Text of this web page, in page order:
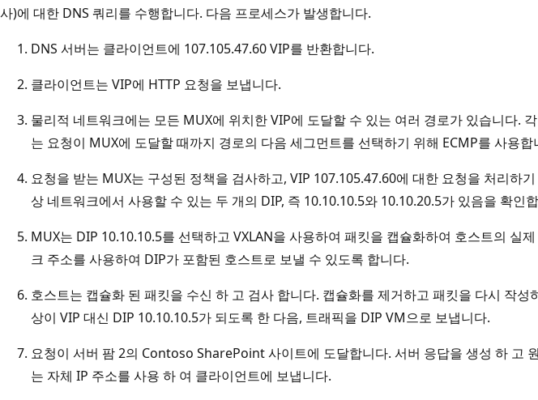
사)에 대한 DNS 쿼리를 수행합니다. 다음 프로세스가 발생합니다.
DNS 서버는 클라이언트에 107.105.47.60 VIP를 반환합니다.
클라이언트는 VIP에 HTTP 요청을 보냅니다.
물리적 네트워크에는 모든 MUX에 위치한 VIP에 도달할 수 있는 여러 경로가 있습니다.
는 요청이 MUX에 도달할 때까지 경로의 다음 세그먼트를 선택하기 위해 ECMP를 사용합
요청을 받는 MUX는 구성된 정책을 검사하고, VIP 107.105.47.60에 대한 요청을 처리하
상 네트워크에서 사용할 수 있는 두 개의 DIP, 즉 10.10.10.5와 10.10.20.5가 있음을 확인
MUX는 DIP 10.10.10.5를 선택하고 VXLAN을 사용하여 패킷을 캡슐화하여 호스트의 실
크 주소를 사용하여 DIP가 포함된 호스트로 보낼 수 있도록 합니다.
호스트는 캡슐화 된 패킷을 수신 하 고 검사 합니다. 캡슐화를 제거하고 패킷을 다시 작성
상이 VIP 대신 DIP 10.10.10.5가 되도록 한 다음, 트래픽을 DIP VM으로 보냅니다.
요청이 서버 팜 2의 Contoso SharePoint 사이트에 도달합니다. 서버 응답을 생성 하 고
는 자체 IP 주소를 사용 하 여 클라이언트에 보냅니다.